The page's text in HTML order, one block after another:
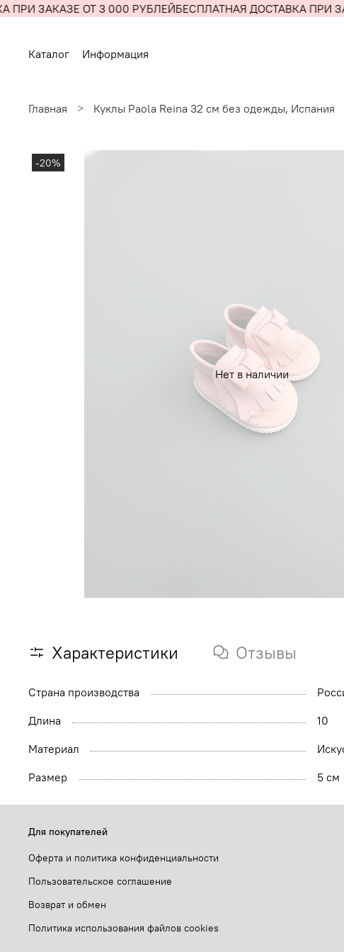
ЗАКАЗЕ ОТ 3 000 РУБЛЕЙБЕСПЛАТНАЯ ДОСТАВКА ПРИ
Каталог Информация
Главная Куклы Paola Reina 32 см без одежды, Испания
Нет в наличии
-20%
Характеристики Отзывы
Страна производства
Длина
10
Материал
Размер
5 см
Для покупателей
Оферта и политика конфиденциальности
Пользовательское соглашение
Возврат и обмен
Политика использования файлов cookies